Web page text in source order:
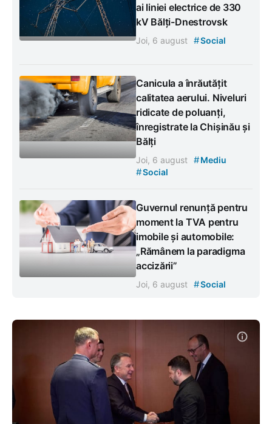
ai liniei electrice de 330
kV Bălți-Dnestrovsk
Joi, 6 august #Social
Canicula a înrăutățit
calitatea aerului. Niveluri
ridicate de poluanți,
înregistrate la Chișinău și
Bălți
Joi, 6 august #Mediu
#Social
Guvernul renunță pentru
moment la TVA pentru
imobile și automobile:
„Rămânem la paradigma
accizării”
Joi, 6 august #Social